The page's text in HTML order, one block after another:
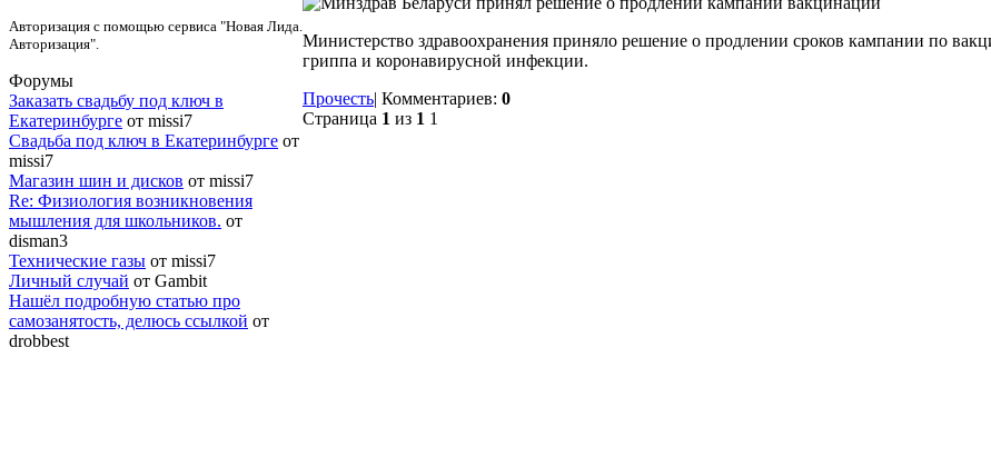
Авторизация с помощью сервиса "Новая Лида.
Авторизация".
Форумы
Заказать свадьбу под ключ в
Екатеринбурге от missi7
Cвадьба под ключ в Екатеринбурге от
missi7
Магазин шин и дисков от missi7
Re: Физиология возникновения
мышления для школьников. от
disman3
Технические газы от missi7
Личный случай от Gambit
Нашёл подробную статью про
самозанятость, делюсь ссылкой от
drobbest
Министерство здравоохранения приняло решение о продлении сроков кампании по
гриппа и коронавирусной инфекции.
Прочесть| Комментариев: 0
Страница 1 из 1 1